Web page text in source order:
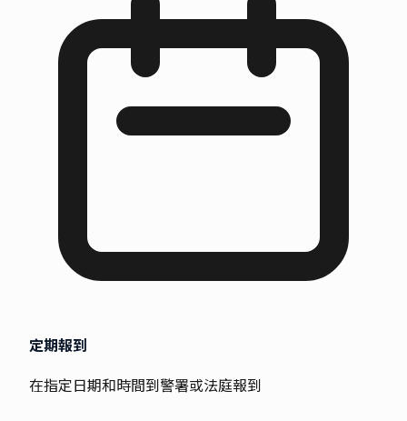
定期報到
在指定日期和時間到警署或法庭報到